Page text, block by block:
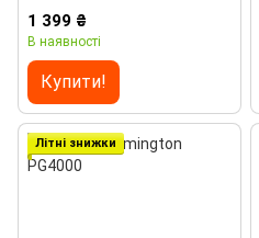
1 399 ₴
В наявності
Купити!
Літні знижки